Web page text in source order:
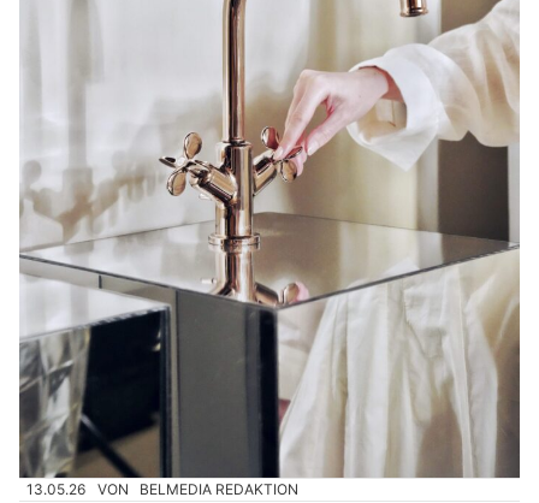
13.05.26 VON BELMEDIA REDAKTION